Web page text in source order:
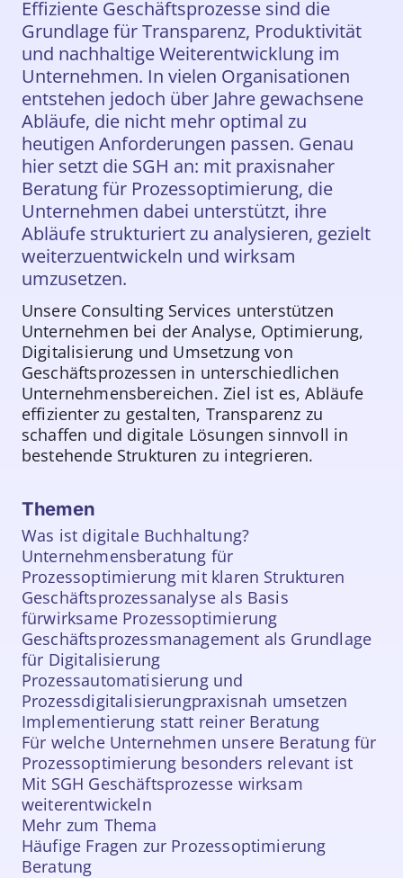
Effiziente Geschäftsprozesse sind die
Grundlage für Transparenz, Produktivität
und nachhaltige Weiterentwicklung im
Unternehmen. In vielen Organisationen
entstehen jedoch über Jahre gewachsene
Abläufe, die nicht mehr optimal zu
heutigen Anforderungen passen. Genau
hier setzt die SGH an: mit praxisnaher
Beratung für Prozessoptimierung, die
Unternehmen dabei unterstützt, ihre
Abläufe strukturiert zu analysieren, gezielt
weiterzuentwickeln und wirksam
umzusetzen.
Unsere Consulting Services unterstützen
Unternehmen bei der Analyse, Optimierung,
Digitalisierung und Umsetzung von
Geschäftsprozessen in unterschiedlichen
Unternehmensbereichen. Ziel ist es, Abläufe
effizienter zu gestalten, Transparenz zu
schaffen und digitale Lösungen sinnvoll in
bestehende Strukturen zu integrieren.
Themen
Was ist digitale Buchhaltung?
Unternehmensberatung für
Prozessoptimierung mit klaren Strukturen
Geschäftsprozessanalyse als Basis
fürwirksame Prozessoptimierung
Geschäftsprozess­management als Grundlage
für Digitalisierung
Prozessautomatisierung und
Prozessdigitalisierungpraxisnah umsetzen
Implementierung statt reiner Beratung
Für welche Unternehmen unsere Beratung für
Prozessoptimierung besonders relevant ist
Mit SGH Geschäftsprozesse wirksam
weiterentwickeln
Mehr zum Thema
Häufige Fragen zur Prozessoptimierung
Beratung